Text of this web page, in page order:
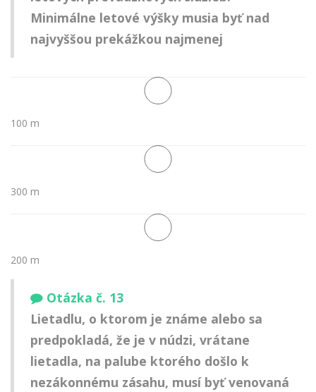
Minimálne letové výšky musia byť nad
najvyššou prekážkou najmenej
100 m
300 m
200 m
Otázka č. 13
Lietadlu, o ktorom je známe alebo sa
predpokladá, že je v núdzi, vrátane
lietadla, na palube ktorého došlo k
nezákonnému zásahu, musí byť venovaná